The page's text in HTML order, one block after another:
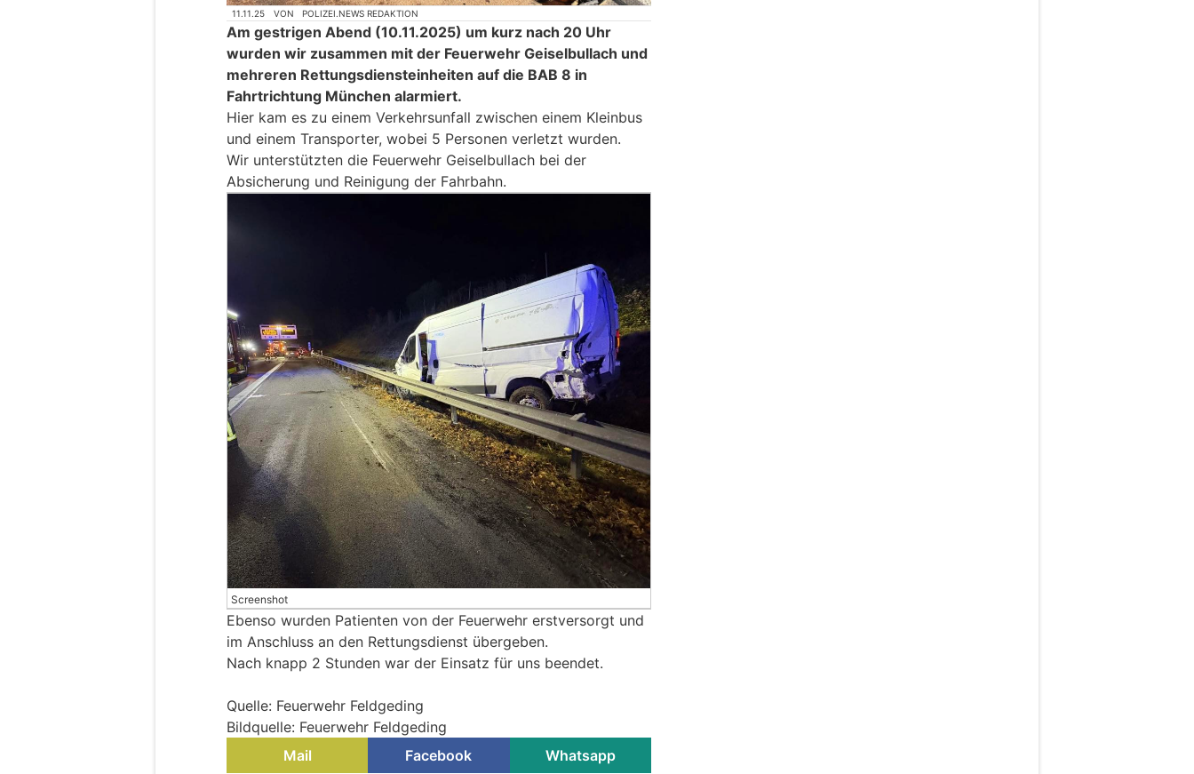
11.11.25 VON POLIZEI.NEWS REDAKTION
Am gestrigen Abend (10.11.2025) um kurz nach 20 Uhr
wurden wir zusammen mit der Feuerwehr Geiselbullach und
mehreren Rettungsdiensteinheiten auf die BAB 8 in
Fahrtrichtung München alarmiert.
Hier kam es zu einem Verkehrsunfall zwischen einem Kleinbus
und einem Transporter, wobei 5 Personen verletzt wurden.
Wir unterstützten die Feuerwehr Geiselbullach bei der
Absicherung und Reinigung der Fahrbahn.
Screenshot
Ebenso wurden Patienten von der Feuerwehr erstversorgt und
im Anschluss an den Rettungsdienst übergeben.
Nach knapp 2 Stunden war der Einsatz für uns beendet.
Quelle: Feuerwehr Feldgeding
Bildquelle: Feuerwehr Feldgeding
Mail
Facebook Whatsapp